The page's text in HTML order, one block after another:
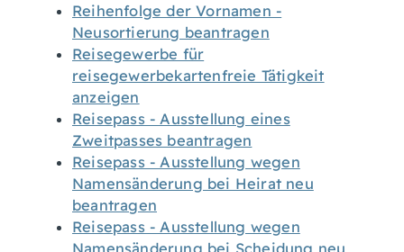
Reihenfolge der Vornamen -
Neusortierung beantragen
Reisegewerbe für
reisegewerbekartenfreie Tätigkeit
anzeigen
Reisepass - Ausstellung eines
Zweitpasses beantragen
Reisepass - Ausstellung wegen
Namensänderung bei Heirat neu
beantragen
Reisepass - Ausstellung wegen